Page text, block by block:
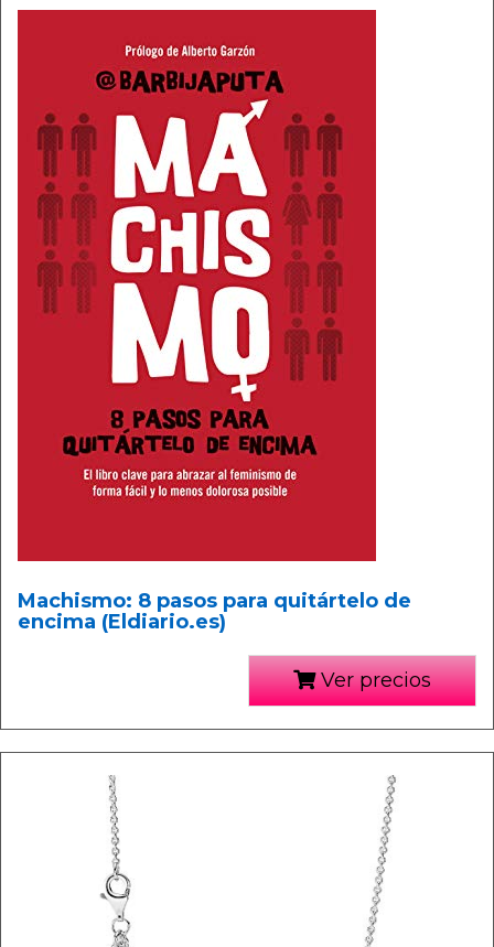
Machismo: 8 pasos para quitártelo de
encima (Eldiario.es)
Ver precios